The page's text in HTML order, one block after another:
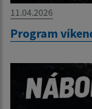
11.04.2026
Program